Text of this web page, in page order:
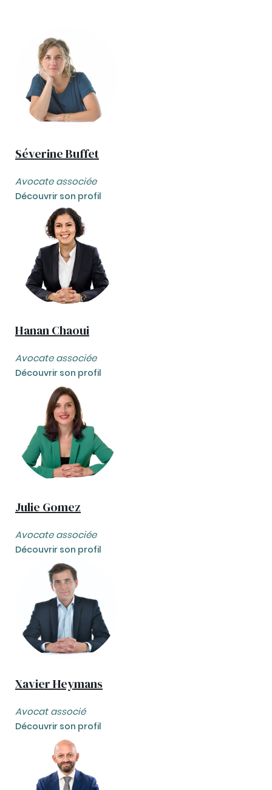
Séverine Buffet
Avocate associée
Découvrir son profil
Hanan Chaoui
Avocate associée
Découvrir son profil
Julie Gomez
Avocate associée
Découvrir son profil
Xavier Heymans
Avocat associé
Découvrir son profil